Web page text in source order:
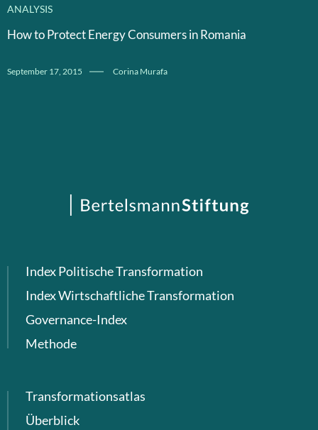
ANALYSIS
How to Protect Energy Consumers in Romania
September 17, 2015 Corina Murafa
Index Politische Transformation
Index Wirtschaftliche Transformation
Governance-Index
Methode
Transformationsatlas
Überblick